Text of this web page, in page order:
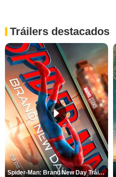
Tráilers destacados
Spider-Man: Brand New Day Tráiler (3)